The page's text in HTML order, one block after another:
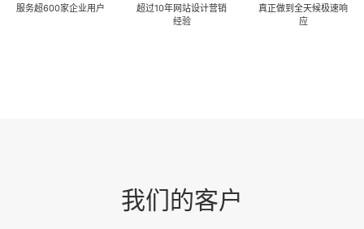
服务超600家企业用户
超过10年网站设计营销
经验
真正做到全天候极速响
应
我们的客户